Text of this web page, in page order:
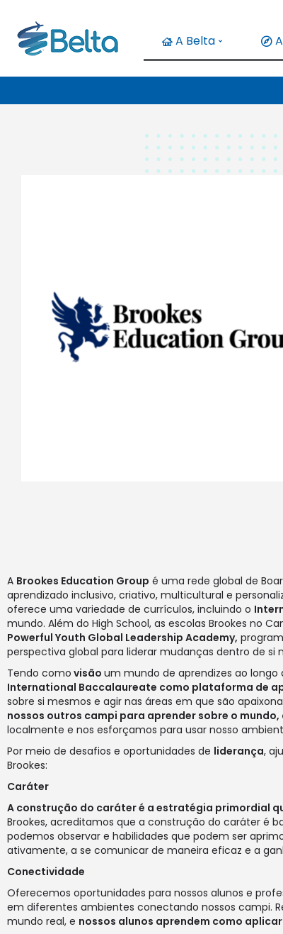
A Belta
A Brookes Education Group é uma rede global de
aprendizado inclusivo, criativo, multicultural e
oferece uma variedade de currículos, incluindo o
mundo. Além do High School, as escolas Brookes no
Powerful Youth Global Leadership Academy,
perspectiva global para liderar mudanças dentro de si
Tendo como visão um mundo de aprendizes ao
International Baccalaureate como plataforma de
sobre si mesmos e agir nas áreas em que são
nossos outros campi para aprender sobre o mundo,
localmente e nos esforçamos para usar nosso
Por meio de desafios e oportunidades de liderança,
Brookes:
Caráter
A construção do caráter é a estratégia primordial
Brookes, acreditamos que a construção do caráter é
podemos observar e habilidades que podem ser
ativamente, a se comunicar de maneira eficaz e a
Conectividade
Oferecemos oportunidades para nossos alunos e
em diferentes ambientes conectando nossos campi.
mundo real, e nossos alunos aprendem como